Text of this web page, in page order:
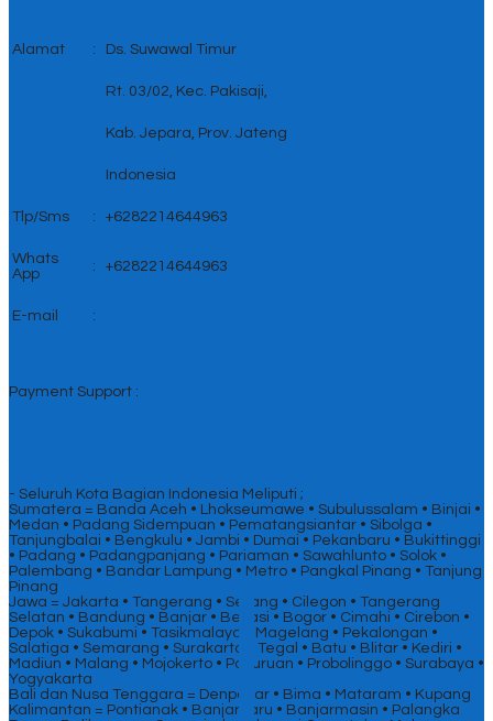
Alamat : Ds. Suwawal Timur
Rt. 03/02, Kec. Pakisaji,
Kab. Jepara, Prov. Jateng
Indonesia
Tlp/Sms : +6282214644963
Whats
App
: +6282214644963
E-mail :
Payment Support :
- Seluruh Kota Bagian Indonesia Meliputi ;
Sumatera = Banda Aceh • Lhokseumawe • Subulussalam • Binjai •
Medan • Padang Sidempuan • Pematangsiantar • Sibolga •
Tanjungbalai • Bengkulu • Jambi • Dumai • Pekanbaru • Bukittinggi
• Padang • Padangpanjang • Pariaman • Sawahlunto • Solok •
Palembang • Bandar Lampung • Metro • Pangkal Pinang • Tanjung
Pinang
Jawa = Jakarta • Tangerang • Serang • Cilegon • Tangerang
Selatan • Bandung • Banjar • Bekasi • Bogor • Cimahi • Cirebon •
Depok • Sukabumi • Tasikmalaya • Magelang • Pekalongan •
Salatiga • Semarang • Surakarta • Tegal • Batu • Blitar • Kediri •
Madiun • Malang • Mojokerto • Pasuruan • Probolinggo • Surabaya •
Yogyakarta
Bali dan Nusa Tenggara = Denpasar • Bima • Mataram • Kupang
Kalimantan = Pontianak • Banjarbaru • Banjarmasin • Palangka